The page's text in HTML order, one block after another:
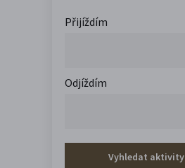
Přijíždím
Odjíždím
Vyhledat aktivity